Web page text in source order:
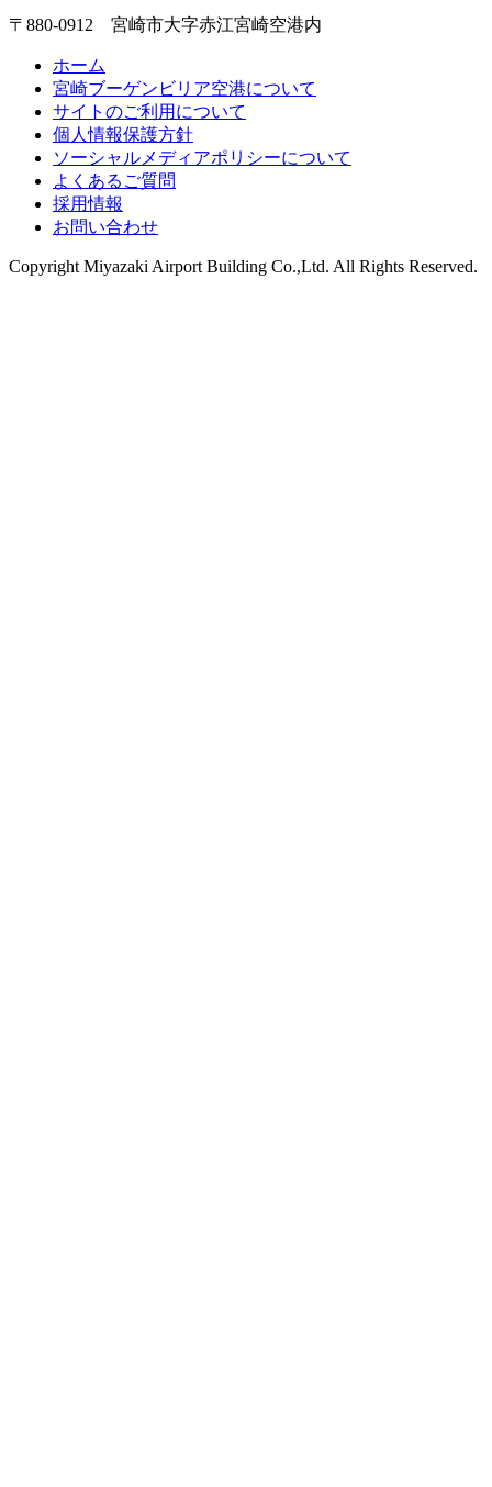
〒880-0912 宮崎市大字赤江宮崎空港内
ホーム
宮崎ブーゲンビリア空港について
サイトのご利用について
個人情報保護方針
ソーシャルメディアポリシーについて
よくあるご質問
採用情報
お問い合わせ
Copyright Miyazaki Airport Building Co.,Ltd. All Rights Reserved.